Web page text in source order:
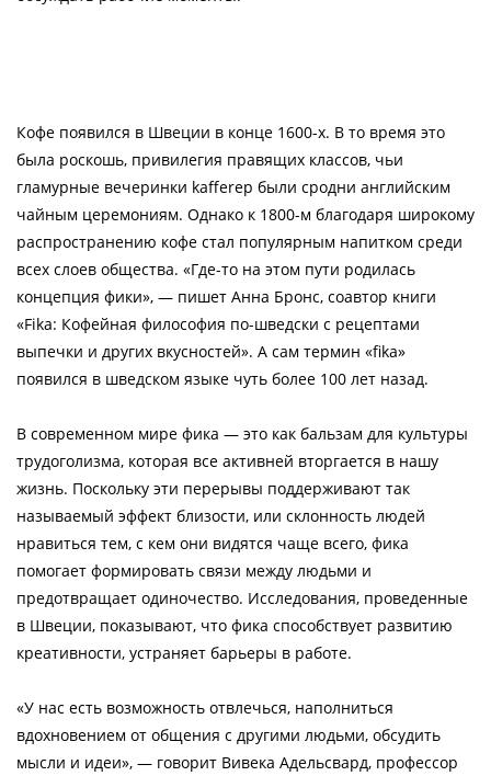
Кофе появился в Швеции в конце 1600-х. В то время это
была роскошь, привилегия правящих классов, чьи
гламурные вечеринки kafferep были сродни английским
чайным церемониям. Однако к 1800-м благодаря широкому
распространению кофе стал популярным напитком среди
всех слоев общества. «Где-то на этом пути родилась
концепция фики», — пишет Анна Бронс, соавтор книги
«Fika: Кофейная философия по-шведски с рецептами
выпечки и других вкусностей». А сам термин «fika»
появился в шведском языке чуть более 100 лет назад.
В современном мире фика — это как бальзам для культуры
трудоголизма, которая все активней вторгается в нашу
жизнь. Поскольку эти перерывы поддерживают так
называемый эффект близости, или склонность людей
нравиться тем, с кем они видятся чаще всего, фика
помогает формировать связи между людьми и
предотвращает одиночество. Исследования, проведенные
в Швеции, показывают, что фика способствует развитию
креативности, устраняет барьеры в работе.
«У нас есть возможность отвлечься, наполниться
вдохновением от общения с другими людьми, обсудить
мысли и идеи», — говорит Вивека Адельсвард, профессор